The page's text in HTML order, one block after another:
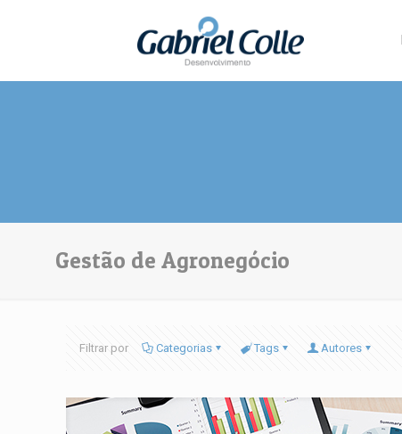
Gestão de Agronegócio
Filtrar por Categorias Tags Autores